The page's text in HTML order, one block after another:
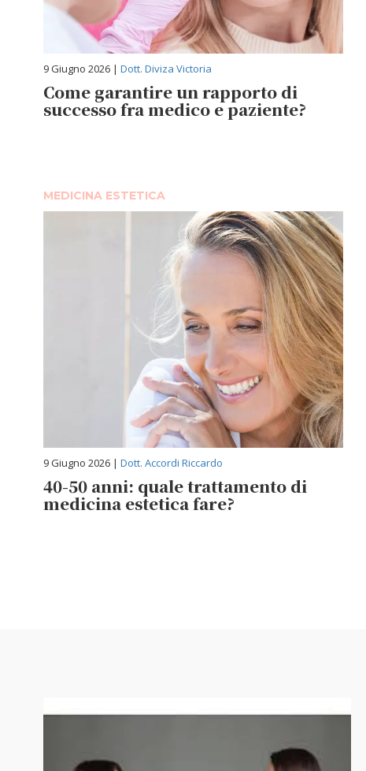
9 Giugno 2026 | Dott. Diviza Victoria
Come garantire un rapporto di
successo fra medico e paziente?
MEDICINA ESTETICA
9 Giugno 2026 | Dott. Accordi Riccardo
40-50 anni: quale trattamento di
medicina estetica fare?